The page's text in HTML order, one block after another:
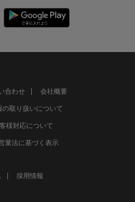
合わせ 会社概要
の取り扱いについて
様対応について
業法に基づく表示
採用情報